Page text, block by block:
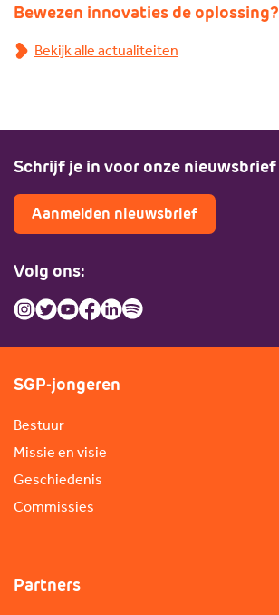
Bewezen innovaties de oplossing?
Bekijk alle actualiteiten
Schrijf je in voor onze nieuwsbrief
Aanmelden nieuwsbrief
Volg ons:
SGP-jongeren
Bestuur
Missie en visie
Geschiedenis
Commissies
Partners